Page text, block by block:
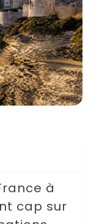
à
cap sur